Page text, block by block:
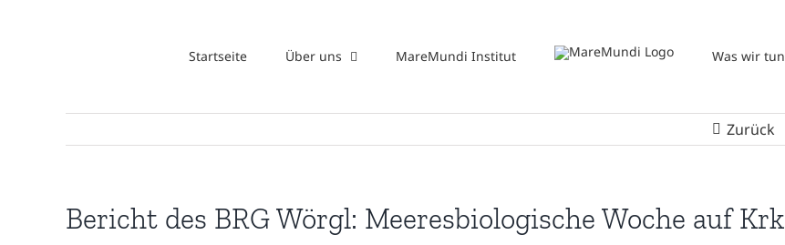
Startseite Über uns MareMundi Institut Was wir tun
Zurück
Bericht des BRG Wörgl: Meeresbiologische Woche auf Krk